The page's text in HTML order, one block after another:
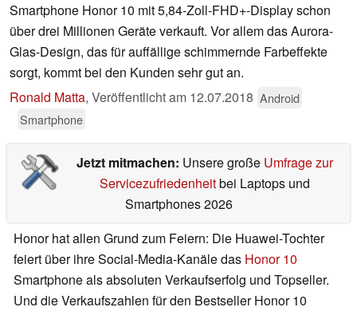
Smartphone Honor 10 mit 5,84-Zoll-FHD+-Display schon
über drei Millionen Geräte verkauft. Vor allem das Aurora-
Glas-Design, das für auffällige schimmernde Farbeffekte
sorgt, kommt bei den Kunden sehr gut an.
Ronald Matta, Veröffentlicht am 12.07.2018 Android
Smartphone
Jetzt mitmachen: Unsere große Umfrage zur
Servicezufriedenheitbei Laptops und
Smartphones 2026
Honor hat allen Grund zum Feiern: Die Huawei-Tochter
feiert über ihre Social-Media-Kanäle das Honor 10
Smartphone als absoluten Verkaufserfolg und Topseller.
Und die Verkaufszahlen für den Bestseller Honor 10